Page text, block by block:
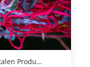
Produ…